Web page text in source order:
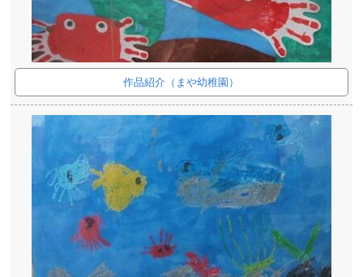
作品紹介（まや幼稚園）